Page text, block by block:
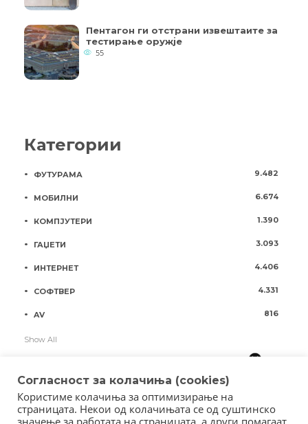
Пентагон ги отстрани извештаите за
тестирање оружје
55
Категории
ФУТУРАМА 9.482
МОБИЛНИ 6.674
КОМПЈУТЕРИ 1.390
ГАЏЕТИ 3.093
ИНТЕРНЕТ 4.406
СОФТВЕР 4.331
AV 816
Show All
Согласност за колачиња (cookies)
Користиме колачиња за оптимизирање на
страницата. Некои од колачињата се од суштинско
значење за работата на страницата, а други помагаат